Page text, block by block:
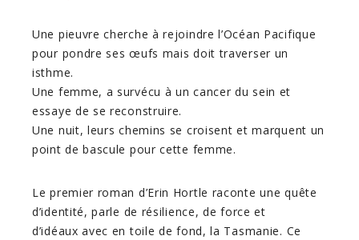
Une pieuvre cherche à rejoindre l’Océan Pacifique
pour pondre ses œufs mais doit traverser un
isthme.
Une femme, a survécu à un cancer du sein et
essaye de se reconstruire.
Une nuit, leurs chemins se croisent et marquent un
point de bascule pour cette femme.
Le premier roman d’Erin Hortle raconte une quête
d’identité, parle de résilience, de force et
d’idéaux avec en toile de fond, la Tasmanie. Ce